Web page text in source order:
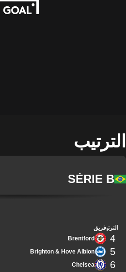
الترتيب
SÉRIE B
الترتيبفريق
4
Brentford
5
Brighton & Hove Albion
6
Chelsea